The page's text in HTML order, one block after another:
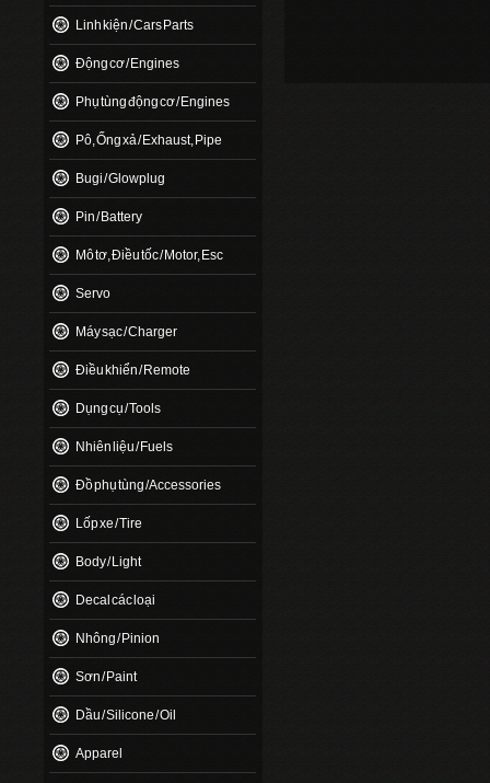
Linh kiện / Cars Parts
Động cơ / Engines
Phụ tùng động cơ / Engines
Pô, Ống xả / Exhaust, Pipe
Bugi / Glowplug
Pin / Battery
Mô tơ, Điều tốc / Motor, Esc
Servo
Máy sạc / Charger
Điều khiển / Remote
Dụng cụ / Tools
Nhiên liệu / Fuels
Đồ phụ tùng / Accessories
Lốp xe / Tire
Body / Light
Decal các loại
Nhông / Pinion
Sơn / Paint
Dầu / Silicone / Oil
Apparel